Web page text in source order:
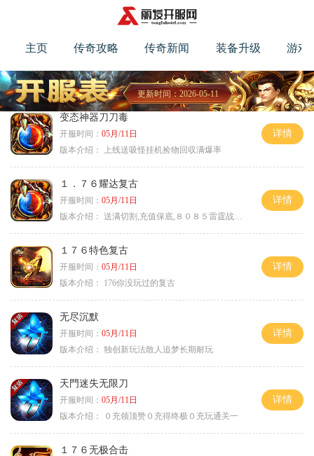
主页 传奇攻略 传奇新闻 装备升级 游戏
更新时间：2026-05-11
变态神器刀刀毒
开服时间： 05月/11日
版本介绍：
上线送吸怪挂机捡物回収满爆率
详情
１．７６耀达复古
开服时间： 05月/11日
版本介绍： 送满切割,充值保底,８０８５雷霆战神微变
详情
１７６特色复古
开服时间： 05月/11日
版本介绍：
176你没玩过的复古
详情
无尽沉默
开服时间： 05月/11日
版本介绍： 独创新玩法散人追梦长期耐玩
详情
天門迷失无限刀
开服时间： 05月/11日
版本介绍：
０充领顶赞０充得终极０充玩通关一
详情
１７６无极合击